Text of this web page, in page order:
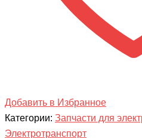
Добавить в Избранное
Категории: Запчасти для
Электротранспорт